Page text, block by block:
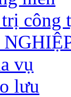
công
vụ
lưu